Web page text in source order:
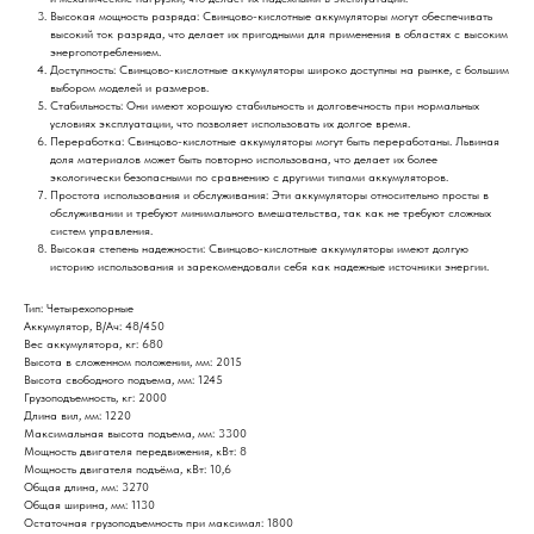
Высокая мощность разряда: Свинцово-кислотные аккумуляторы могут обеспечивать
высокий ток разряда, что делает их пригодными для применения в областях с высоким
энергопотреблением.
Доступность: Свинцово-кислотные аккумуляторы широко доступны на рынке, с большим
выбором моделей и размеров.
Стабильность: Они имеют хорошую стабильность и долговечность при нормальных
условиях эксплуатации, что позволяет использовать их долгое время.
Переработка: Свинцово-кислотные аккумуляторы могут быть переработаны. Львиная
доля материалов может быть повторно использована, что делает их более
экологически безопасными по сравнению с другими типами аккумуляторов.
Простота использования и обслуживания: Эти аккумуляторы относительно просты в
обслуживании и требуют минимального вмешательства, так как не требуют сложных
систем управления.
Высокая степень надежности: Свинцово-кислотные аккумуляторы имеют долгую
историю использования и зарекомендовали себя как надежные источники энергии.
Тип: Четырехопорные
Аккумулятор, В/Ач: 48/450
Вес аккумулятора, кг: 680
Высота в сложенном положении, мм: 2015
Высота свободного подъема, мм: 1245
Грузоподъемность, кг: 2000
Длина вил, мм: 1220
Максимальная высота подъема, мм: 3300
Мощность двигателя передвижения, кВт: 8
Мощность двигателя подъёма, кВт: 10,6
Общая длина, мм: 3270
Общая ширина, мм: 1130
Остаточная грузоподъемность при максимал: 1800